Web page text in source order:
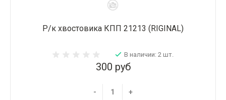
Р/к хвостовика КПП 21213 (RIGINAL)
В наличии: 2 шт.
300 руб
- +